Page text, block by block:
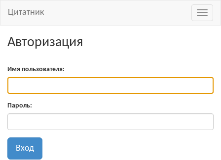
Цитатник
Авторизация
Имя пользователя:
Пароль:
Вход